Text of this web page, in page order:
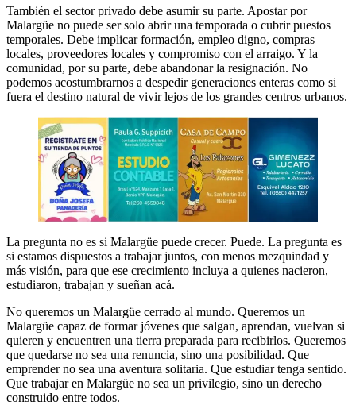
También el sector privado debe asumir su parte. Apostar por
Malargüe no puede ser solo abrir una temporada o cubrir puestos
temporales. Debe implicar formación, empleo digno, compras
locales, proveedores locales y compromiso con el arraigo. Y la
comunidad, por su parte, debe abandonar la resignación. No
podemos acostumbrarnos a despedir generaciones enteras como si
fuera el destino natural de vivir lejos de los grandes centros urbanos.
La pregunta no es si Malargüe puede crecer. Puede. La pregunta es
si estamos dispuestos a trabajar juntos, con menos mezquindad y
más visión, para que ese crecimiento incluya a quienes nacieron,
estudiaron, trabajan y sueñan acá.
No queremos un Malargüe cerrado al mundo. Queremos un
Malargüe capaz de formar jóvenes que salgan, aprendan, vuelvan si
quieren y encuentren una tierra preparada para recibirlos. Queremos
que quedarse no sea una renuncia, sino una posibilidad. Que
emprender no sea una aventura solitaria. Que estudiar tenga sentido.
Que trabajar en Malargüe no sea un privilegio, sino un derecho
construido entre todos.